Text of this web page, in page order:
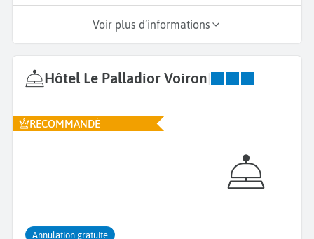
Voir plus d’informations
Hôtel Le Palladior Voiron|
RECOMMANDÉ
Annulation gratuite